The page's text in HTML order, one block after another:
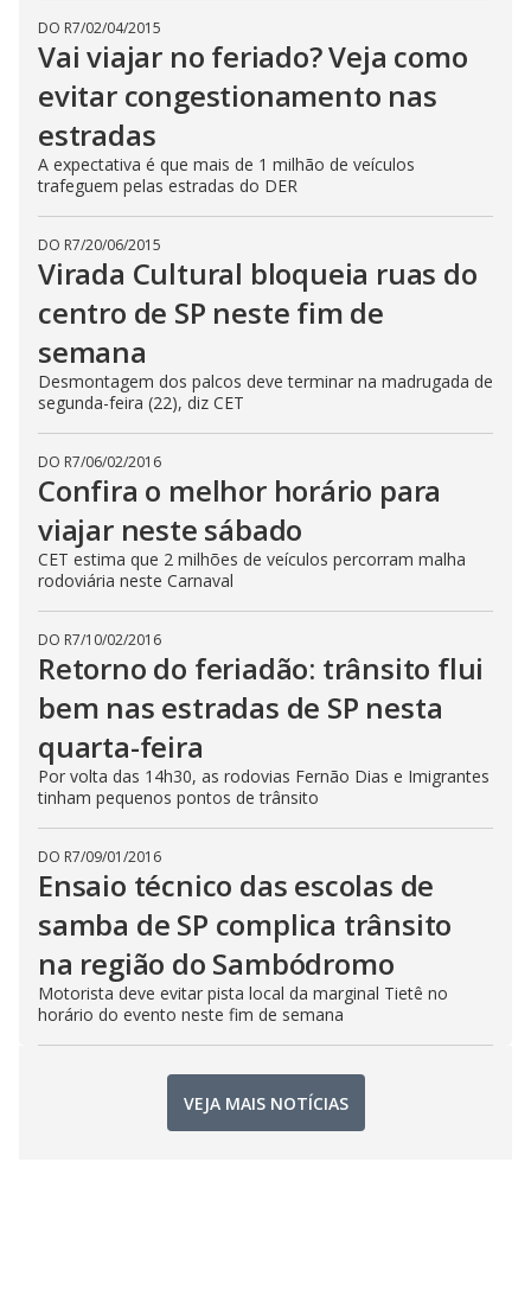
DO R7/02/04/2015
Vai viajar no feriado? Veja como
evitar congestionamento nas
estradas
A expectativa é que mais de 1 milhão de veículos
trafeguem pelas estradas do DER
DO R7/20/06/2015
Virada Cultural bloqueia ruas do
centro de SP neste fim de
semana
Desmontagem dos palcos deve terminar na madrugada de
segunda-feira (22), diz CET
DO R7/06/02/2016
Confira o melhor horário para
viajar neste sábado
CET estima que 2 milhões de veículos percorram malha
rodoviária neste Carnaval
DO R7/10/02/2016
Retorno do feriadão: trânsito flui
bem nas estradas de SP nesta
quarta-feira
Por volta das 14h30, as rodovias Fernão Dias e Imigrantes
tinham pequenos pontos de trânsito
DO R7/09/01/2016
Ensaio técnico das escolas de
samba de SP complica trânsito
na região do Sambódromo
Motorista deve evitar pista local da marginal Tietê no
horário do evento neste fim de semana
VEJA MAIS NOTÍCIAS